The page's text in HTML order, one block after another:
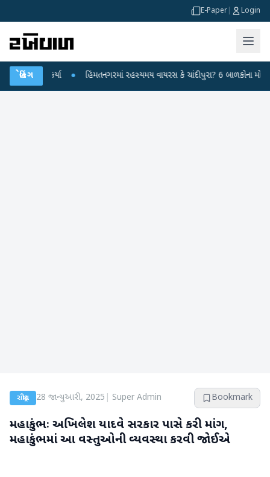
E-Paper Login
બ્રેકિંગ
કર્યા હિંમતનગરમાં રહસ્યમય વાયરસ કે ચાંદીપુરા? 6 બાળકોના મોતથી ફફડાટ
રાષ્ટ્રીય 28 જાન્યુઆરી, 2025 Super Admin Bookmark
મહાકુંભઃ અખિલેશ યાદવે સરકાર પાસે કરી માંગ,
મહાકુંભમાં આ વસ્તુઓની વ્યવસ્થા કરવી જોઈએ